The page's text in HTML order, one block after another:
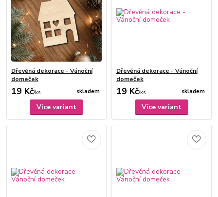
Dřevěná dekorace - Vánoční
domeček
19 Kč/ks skladem
Více variant
Dřevěná dekorace - Vánoční
domeček
19 Kč/ks skladem
Více variant